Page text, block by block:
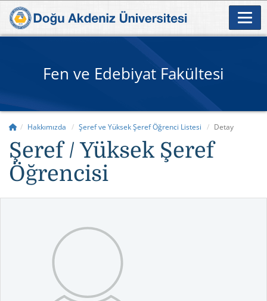
Fen ve Edebiyat Fakültesi
Hakkımızda Şeref ve Yüksek Şeref Öğrenci Listesi Detay
Şeref / Yüksek Şeref
Öğrencisi